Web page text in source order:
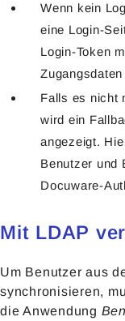
Wenn kein
eine Login-
Login-Token
Falls es nicht
wird ein
angezeigt.
Benutzer und
Docuware-
Mit LDAP
Um Benutzer aus
synchronisieren,
die Anwendung